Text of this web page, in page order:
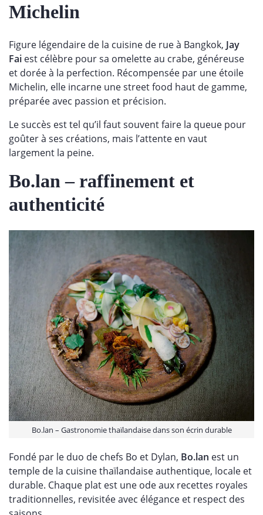
Michelin
Figure légendaire de la cuisine de rue à Bangkok, Jay
Fai est célèbre pour sa omelette au crabe, généreuse
et dorée à la perfection. Récompensée par une étoile
Michelin, elle incarne une street food haut de gamme,
préparée avec passion et précision.
Le succès est tel qu’il faut souvent faire la queue pour
goûter à ses créations, mais l’attente en vaut
largement la peine.
Bo.lan – raffinement et
authenticité
Bo.lan – Gastronomie thaïlandaise dans son écrin durable
Fondé par le duo de chefs Bo et Dylan, Bo.lan est un
temple de la cuisine thaïlandaise authentique, locale et
durable. Chaque plat est une ode aux recettes royales
traditionnelles, revisitée avec élégance et respect des